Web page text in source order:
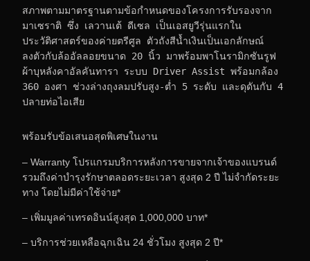
สภาพตามมาตรฐานตามข้อกำหนดของโครงการรับรองจาก
มาเซราติ ซึ่ง เลวานเต้ ดีเซล เป็นเอสยูวีรุ่นแรกใน
ประวัติศาสตร์ของค่ายตรีศูล ตัวถังสีน้ำเงินเป็นเอกลักษณ์
ลงตัวกับล้ออัลลอยขนาด 20 นิ้ว มาพร้อมพาโนรามิกซันรูฟ
ผ้าบุหลังคาอัลคันทารา ระบบ Driver Assist พร้อมกล้อง
360 องศา ช่วงล่างถุงลมปรับสูง-ต่ำ 5 ระดับ และดุดันกับ 4
ปลายท่อไอเสีย
พร้อมรับข้อเสนอสุดพิเศษในงาน
– Warranty โปรแกรมบริการหลังการขายจากเจ้าของแบรนด์
รวมถึงค่าบำรุงรักษาตลอดระยะเวลา สูงสุด 2 ปี ไม่จำกัดระยะ
ทาง โดยไม่มีค่าใช้จ่าย*
– เพิ่มมูลค่าเทรดอินน์สูงสุด 1,000,000 บาท*
– บริการช่วยเหลือฉุกเฉิน 24 ชั่วโมง สูงสุด 2 ปี*